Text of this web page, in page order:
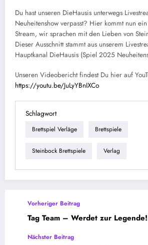
Du hast unseren DieHausis unterwegs
Neuheitenshow verpasst? Hier kommt nun
Stream, wir sprachen mit den Lieben von
Dieser Ausschnitt stammt aus unserem
Hauptkanal DieHausis (Spiel 2025
Unseren Videobericht findest Du hier auf
https://youtu.be/JuLyYBnIXCo
Schlagwort
Brettspiel Verläge Brettspiele
Steinbock Brettspiele Verlag
Vorheriger Beitrag
Tag Team – Werdet zur Legende!
Nächster Beitrag